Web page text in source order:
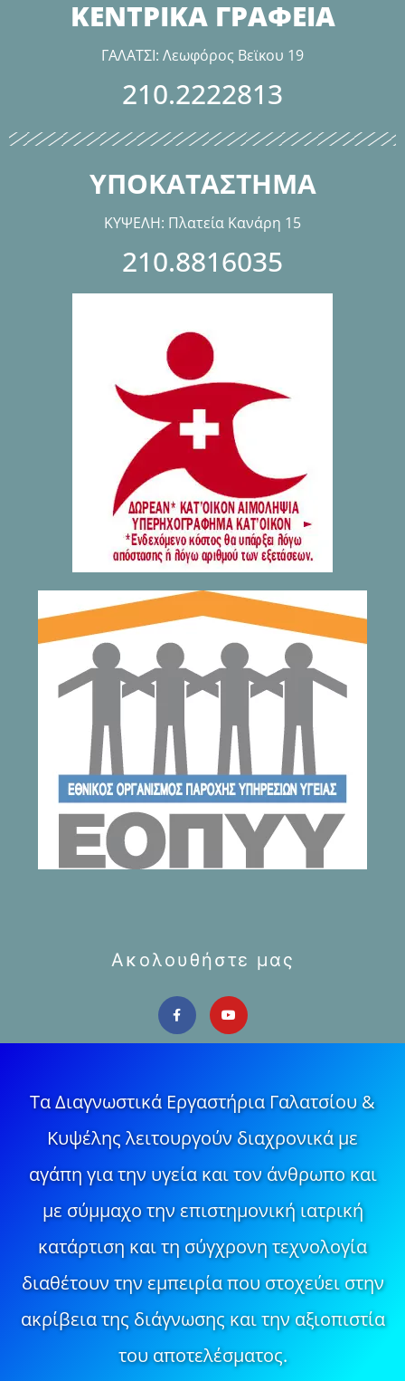
ΚΕΝΤΡΙΚΑ ΓΡΑΦΕΙΑ
ΓΑΛΑΤΣΙ: Λεωφόρος Βεϊκου 19
210.2222813
ΥΠΟΚΑΤΑΣΤΗΜΑ
ΚΥΨΕΛΗ: Πλατεία Κανάρη 15
210.8816035
Ακολουθήστε μας
Τα Διαγνωστικά Εργαστήρια Γαλατσίου &
Κυψέλης λειτουργούν διαχρονικά με
αγάπη για την υγεία και τον άνθρωπο και
με σύμμαχο την επιστημονική ιατρική
κατάρτιση και τη σύγχρονη τεχνολογία
διαθέτουν την εμπειρία που στοχεύει στην
ακρίβεια της διάγνωσης και την αξιοπιστία
του αποτελέσματος.